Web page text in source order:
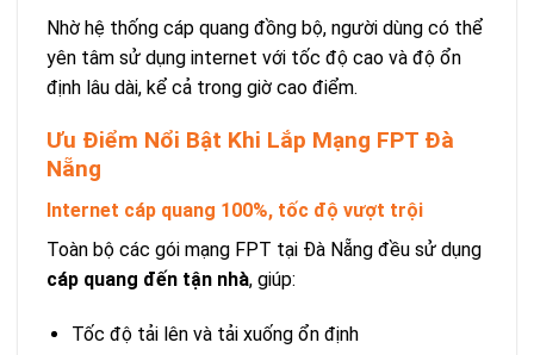
Nhờ hệ thống cáp quang đồng bộ, người dùng có thể
yên tâm sử dụng internet với tốc độ cao và độ ổn
định lâu dài, kể cả trong giờ cao điểm.
Ưu Điểm Nổi Bật Khi Lắp Mạng FPT Đà
Nẵng
Internet cáp quang 100%, tốc độ vượt trội
Toàn bộ các gói mạng FPT tại Đà Nẵng đều sử dụng
cáp quang đến tận nhà, giúp:
Tốc độ tải lên và tải xuống ổn định